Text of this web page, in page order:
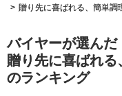
贈り先に喜ばれる、簡単調
バイヤーが選ん
贈り先に喜ばれ
のランキング